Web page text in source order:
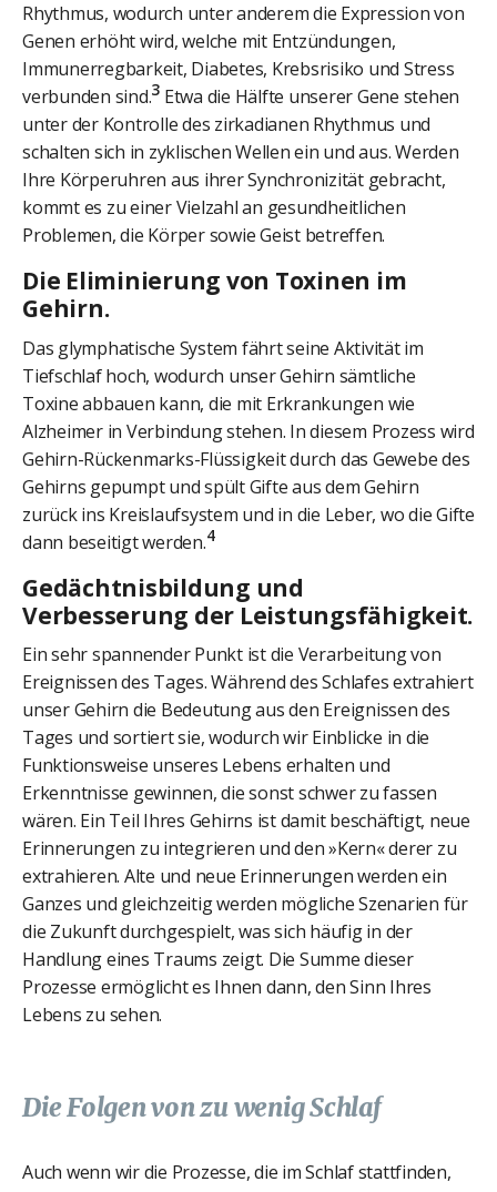
Rhythmus, wodurch unter anderem die Expression von
Genen erhöht wird, welche mit Entzündungen,
Immunerregbarkeit, Diabetes, Krebsrisiko und Stress
verbunden sind.3 Etwa die Hälfte unserer Gene stehen
unter der Kontrolle des zirkadianen Rhythmus und
schalten sich in zyklischen Wellen ein und aus. Werden
Ihre Körperuhren aus ihrer Synchronizität gebracht,
kommt es zu einer Vielzahl an gesundheitlichen
Problemen, die Körper sowie Geist betreffen.
Die Eliminierung von Toxinen im
Gehirn.
Das glymphatische System fährt seine Aktivität im
Tiefschlaf hoch, wodurch unser Gehirn sämtliche
Toxine abbauen kann, die mit Erkrankungen wie
Alzheimer in Verbindung stehen. In diesem Prozess wird
Gehirn-Rückenmarks-Flüssigkeit durch das Gewebe des
Gehirns gepumpt und spült Gifte aus dem Gehirn
zurück ins Kreislaufsystem und in die Leber, wo die Gifte
dann beseitigt werden.4
Gedächtnisbildung und
Verbesserung der Leistungsfähigkeit.
Ein sehr spannender Punkt ist die Verarbeitung von
Ereignissen des Tages. Während des Schlafes extrahiert
unser Gehirn die Bedeutung aus den Ereignissen des
Tages und sortiert sie, wodurch wir Einblicke in die
Funktionsweise unseres Lebens erhalten und
Erkenntnisse gewinnen, die sonst schwer zu fassen
wären. Ein Teil Ihres Gehirns ist damit beschäftigt, neue
Erinnerungen zu integrieren und den »Kern« derer zu
extrahieren. Alte und neue Erinnerungen werden ein
Ganzes und gleichzeitig werden mögliche Szenarien für
die Zukunft durchgespielt, was sich häufig in der
Handlung eines Traums zeigt. Die Summe dieser
Prozesse ermöglicht es Ihnen dann, den Sinn Ihres
Lebens zu sehen.
Die Folgen von zu wenig Schlaf
Auch wenn wir die Prozesse, die im Schlaf stattfinden,